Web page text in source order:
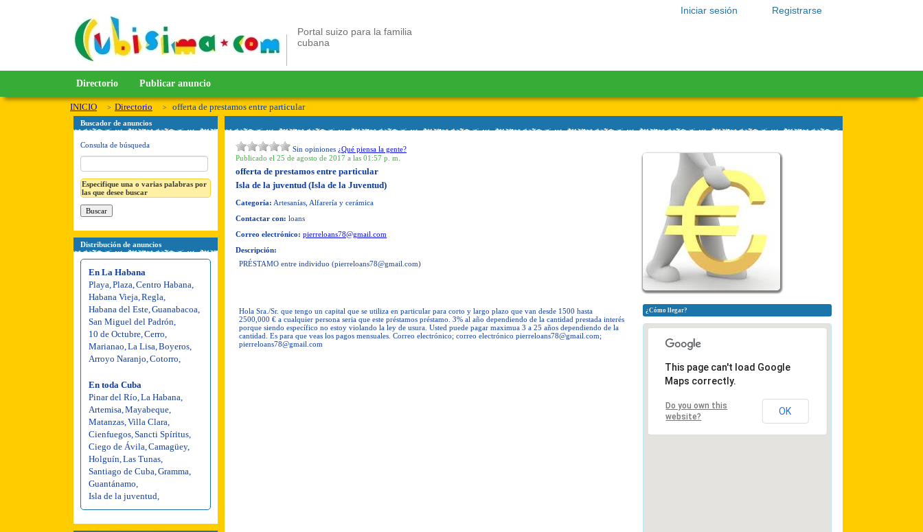
Registrarse
Iniciar sesión
Portal suizo para la familia
cubana
Directorio Publicar anuncio
INICIO Directorio offerta de prestamos entre particular
Buscador de anuncios
Consulta de búsqueda
Especifique una o varias palabras por
las que desee buscar
Distribución de anuncios
En La Habana
Playa Plaza Centro Habana
Habana Vieja Regla
Habana del Este Guanabacoa
San Miguel del Padrón
10 de Octubre Cerro
Marianao La Lisa Boyeros
Arroyo Naranjo Cotorro
En toda Cuba
Pinar del Río La Habana
Artemisa Mayabeque
Matanzas Villa Clara
Cienfuegos Sancti Spíritus
Ciego de Ávila Camagüey,
Holguín Las Tunas
Santiago de Cuba Gramma
Guantánamo
Isla de la juventud
Sin opiniones ¿Qué piensa la gente?
Publicado el 25 de agosto de 2017 a las 01:57 p. m.
offerta de prestamos entre particular
Isla de la juventud (Isla de la Juventud)
Categoría: Artesanías, Alfarería y cerámica
Contactar con: loans
Correo electrónico: pierreloans78@gmail.com
Descripción:
PRÉSTAMO entre individuo (pierreloans78@gmail.com)
Hola Sra./Sr. que tengo un capital que se utiliza en particular para corto y largo plazo que van desde 1500 hasta
2500,000 € a cualquier persona seria que este préstamos préstamo. 3% al año dependiendo de la cantidad prestada interés
porque siendo específico no estoy violando la ley de usura. Usted puede pagar maximua 3 a 25 años dependiendo de la
cantidad. Es para que veas los pagos mensuales. Correo electrónico; correo electrónico pierreloans78@gmail.com;
pierreloans78@gmail.com
¿Cómo llegar?
This page can't load Google
Maps correctly.
Do you own this
website?
OK